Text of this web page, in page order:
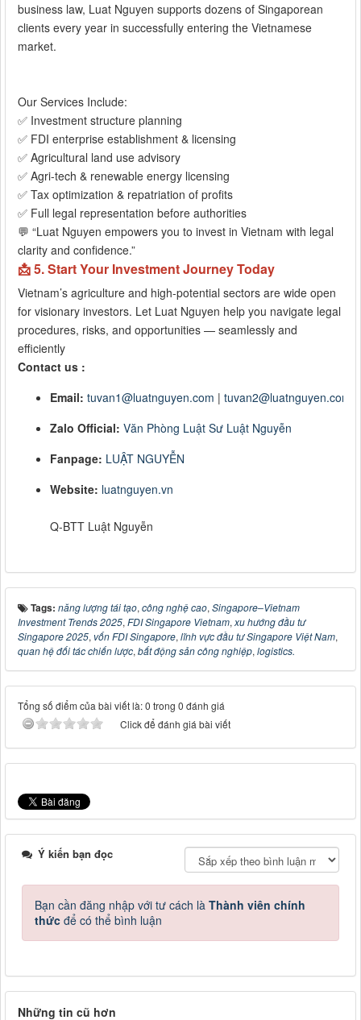
business law, Luat Nguyen supports dozens of Singaporean
clients every year in successfully entering the Vietnamese
market.
Our Services Include:
✅ Investment structure planning
✅ FDI enterprise establishment & licensing
✅ Agricultural land use advisory
✅ Agri-tech & renewable energy licensing
✅ Tax optimization & repatriation of profits
✅ Full legal representation before authorities
💬 “Luat Nguyen empowers you to invest in Vietnam with legal
clarity and confidence.”
📩 5. Start Your Investment Journey Today
Vietnam’s agriculture and high-potential sectors are wide open
for visionary investors. Let Luat Nguyen help you navigate legal
procedures, risks, and opportunities — seamlessly and
efficiently
Contact us :
Email: tuvan1@luatnguyen.com | tuvan2@luatnguyen.com
Zalo Official: Văn Phòng Luật Sư Luật Nguyễn
Fanpage: LUẬT NGUYỄN
Website: luatnguyen.vn
Q-BTT Luật Nguyễn
Tags: năng lượng tái tạo, công nghệ cao, Singapore–Vietnam
Investment Trends 2025, FDI Singapore Vietnam, xu hướng đầu tư
Singapore 2025, vốn FDI Singapore, lĩnh vực đầu tư Singapore Việt Nam,
quan hệ đối tác chiến lược, bất động sản công nghiệp, logistics.
Tổng số điểm của bài viết là: 0 trong 0 đánh giá
Click để đánh giá bài viết
Ý kiến bạn đọc
Bạn cần đăng nhập với tư cách là Thành viên chính
thức để có thể bình luận
Những tin cũ hơn